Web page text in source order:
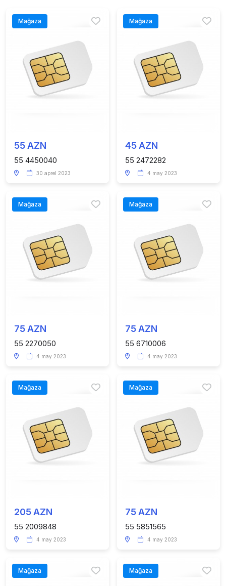
Mağaza
55 AZN
55 4450040
30 aprel 2023
Mağaza
45 AZN
55 2472282
4 may 2023
Mağaza
75 AZN
55 2270050
4 may 2023
Mağaza
75 AZN
55 6710006
4 may 2023
Mağaza
205 AZN
55 2009848
4 may 2023
Mağaza
75 AZN
55 5851565
4 may 2023
Mağaza Mağaza